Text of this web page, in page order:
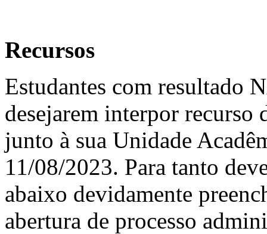
Recursos
Estudantes com resultado
desejarem interpor recurso
junto à sua Unidade
11/08/2023. Para tanto
abaixo devidamente
abertura de processo